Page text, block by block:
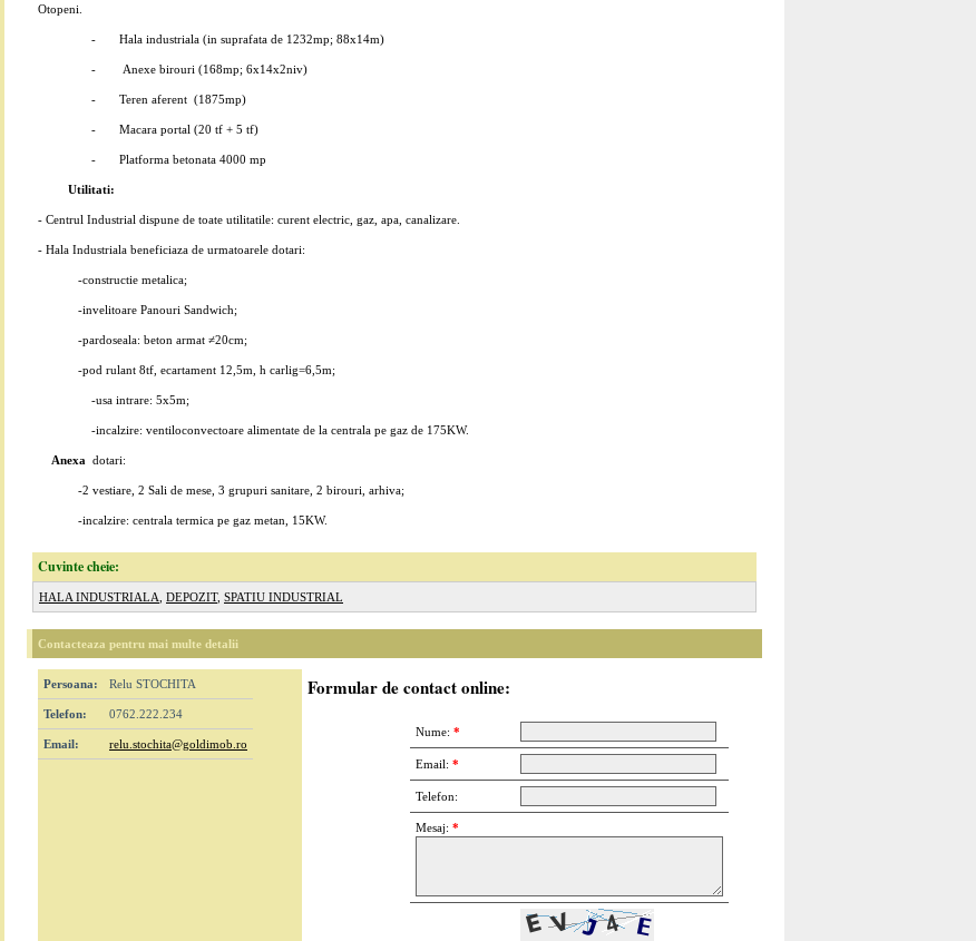
Otopeni.
- Hala industriala (in suprafata de 1232mp; 88x14m)
- Anexe birouri (168mp; 6x14x2niv)
- Teren aferent (1875mp)
- Macara portal (20 tf + 5 tf)
- Platforma betonata 4000 mp
Utilitati:
- Centrul Industrial dispune de toate utilitatile: curent electric, gaz, apa, canalizare.
- Hala Industriala beneficiaza de urmatoarele dotari:
-constructie metalica;
-invelitoare Panouri Sandwich;
-pardoseala: beton armat ≠20cm;
-pod rulant 8tf, ecartament 12,5m, h carlig=6,5m;
-usa intrare: 5x5m;
-incalzire: ventiloconvectoare alimentate de la centrala pe gaz de 175KW.
Anexa dotari:
-2 vestiare, 2 Sali de mese, 3 grupuri sanitare, 2 birouri, arhiva;
-incalzire: centrala termica pe gaz metan, 15KW.
Cuvinte cheie:
HALA INDUSTRIALA DEPOZIT, SPATIU INDUSTRIAL
Contacteaza pentru mai multe detalii
Persoana: Relu STOCHITA
Telefon: 0762.222.234
Email: relu.stochita@goldimob.ro
Formular de contact online:
Nume: *
Email: *
Telefon:
Mesaj: *